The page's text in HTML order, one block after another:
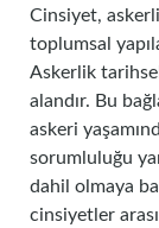
Cinsiyet,
toplumsal
Askerlik
alandır. Bu
askeri
sorumluluğu
dahil olmaya
cinsiyetler